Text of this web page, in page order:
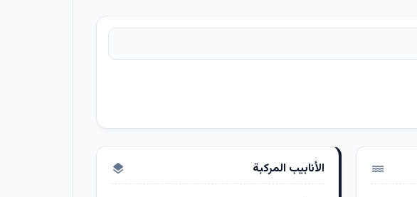
الأنابيب المركبة layers